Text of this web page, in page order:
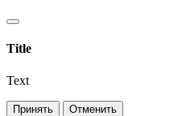
Title
Text
Принять Отменить